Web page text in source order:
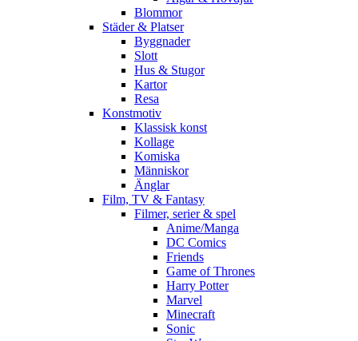
Blommor
Städer & Platser
Byggnader
Slott
Hus & Stugor
Kartor
Resa
Konstmotiv
Klassisk konst
Kollage
Komiska
Människor
Änglar
Film, TV & Fantasy
Filmer, serier & spel
Anime/Manga
DC Comics
Friends
Game of Thrones
Harry Potter
Marvel
Minecraft
Sonic